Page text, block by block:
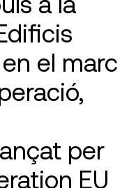
en el marc
per
EU